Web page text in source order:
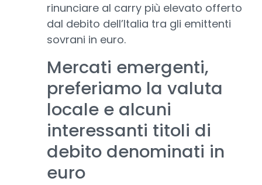
rinunciare al carry più elevato offerto
dal debito dell’Italia tra gli emittenti
sovrani in euro.
Mercati emergenti,
preferiamo la valuta
locale e alcuni
interessanti titoli di
debito denominati in
euro